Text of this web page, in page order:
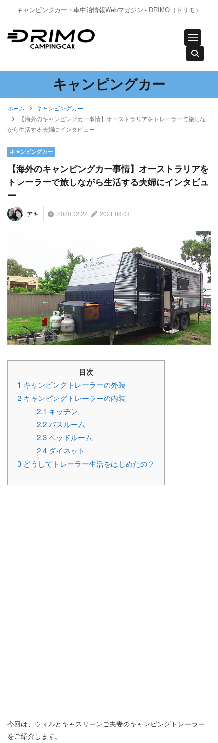
キャンピングカー・車中泊情報Webマガジン - DRIMO（ドリモ）
キャンピングカー
ホーム
キャンピングカー
【海外のキャンピングカー事情】オーストラリアをトレーラーで旅しな
がら生活する夫婦にインタビュー
キャンピングカー
【海外のキャンピングカー事情】オーストラリアを
トレーラーで旅しながら生活する夫婦にインタビュ
ー
アキ 2020.02.22 2021.08.03
目次
1 キャンピングトレーラーの外装
2 キャンピングトレーラーの内装
2.1 キッチン
2.2バスルーム
2.3ベッドルーム
2.4 ダイネット
3 どうしてトレーラー生活をはじめたの？
今回は、ウィルとキャスリーンご夫妻のキャンピングトレーラー
をご紹介します。